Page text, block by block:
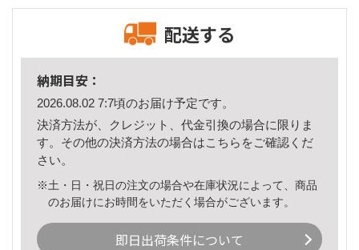
配送する
納期目安：
2026.08.02 7:7頃のお届け予定です。
決済方法が、クレジット、代金引換の場合に限りま
す。その他の決済方法の場合はこちら をご確認くだ
さい。
※土・日・祝日の注文の場合や在庫状況によって、商品
のお届けにお時間をいただく場合がございます。
即日出荷条件について